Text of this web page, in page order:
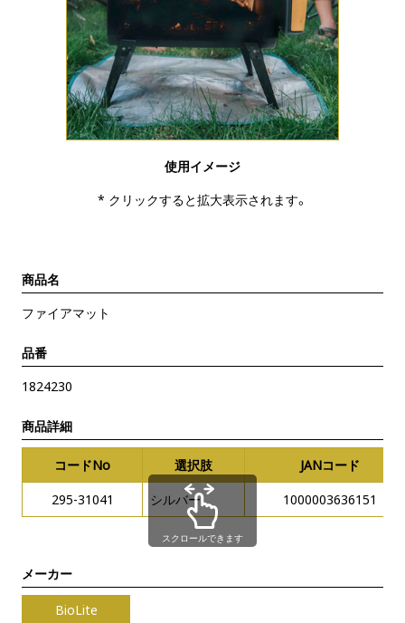
使用イメージ
* クリックすると拡大表示されます。
商品名
ファイアマット
品番
1824230
商品詳細
コードNo 選択肢
JANコード
295-31041
シルバー 1000003636151
スクロールできます
メーカー
BioLite